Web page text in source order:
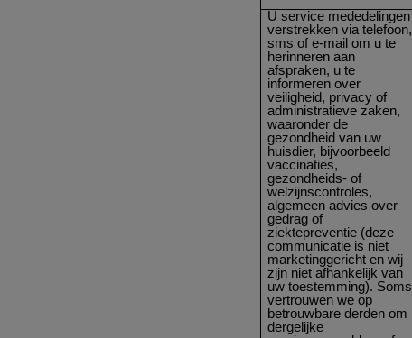
U service mededelingen
verstrekken via telefoon,
sms of e-mail om u te
herinneren aan
afspraken, u te
informeren over
veiligheid, privacy of
administratieve zaken,
waaronder de
gezondheid van uw
huisdier, bijvoorbeeld
vaccinaties,
gezondheids- of
welzijnscontroles,
algemeen advies over
gedrag of
ziektepreventie (deze
communicatie is niet
marketinggericht en wij
zijn niet afhankelijk van
uw toestemming). Soms
vertrouwen we op
betrouwbare derden om
dergelijke